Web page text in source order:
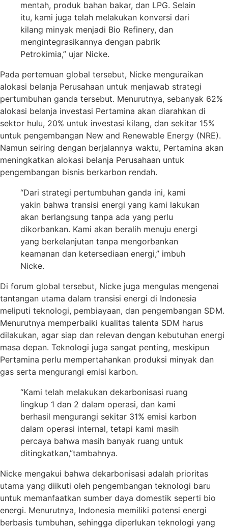
mentah, produk bahan bakar, dan LPG. Selain
itu, kami juga telah melakukan konversi dari
kilang minyak menjadi Bio Refinery, dan
mengintegrasikannya dengan pabrik
Petrokimia,” ujar Nicke.
Pada pertemuan global tersebut, Nicke menguraikan
alokasi belanja Perusahaan untuk menjawab strategi
pertumbuhan ganda tersebut. Menurutnya, sebanyak 62%
alokasi belanja investasi Pertamina akan diarahkan di
sektor hulu, 20% untuk investasi kilang, dan sekitar 15%
untuk pengembangan New and Renewable Energy (NRE).
Namun seiring dengan berjalannya waktu, Pertamina akan
meningkatkan alokasi belanja Perusahaan untuk
pengembangan bisnis berkarbon rendah.
“Dari strategi pertumbuhan ganda ini, kami
yakin bahwa transisi energi yang kami lakukan
akan berlangsung tanpa ada yang perlu
dikorbankan. Kami akan beralih menuju energi
yang berkelanjutan tanpa mengorbankan
keamanan dan ketersediaan energi,” imbuh
Nicke.
Di forum global tersebut, Nicke juga mengulas mengenai
tantangan utama dalam transisi energi di Indonesia
meliputi teknologi, pembiayaan, dan pengembangan SDM.
Menurutnya memperbaiki kualitas talenta SDM harus
dilakukan, agar siap dan relevan dengan kebutuhan energi
masa depan. Teknologi juga sangat penting, meskipun
Pertamina perlu mempertahankan produksi minyak dan
gas serta mengurangi emisi karbon.
“Kami telah melakukan dekarbonisasi ruang
lingkup 1 dan 2 dalam operasi, dan kami
berhasil mengurangi sekitar 31% emisi karbon
dalam operasi internal, tetapi kami masih
percaya bahwa masih banyak ruang untuk
ditingkatkan,”tambahnya.
Nicke mengakui bahwa dekarbonisasi adalah prioritas
utama yang diikuti oleh pengembangan teknologi baru
untuk memanfaatkan sumber daya domestik seperti bio
energi. Menurutnya, Indonesia memiliki potensi energi
berbasis tumbuhan, sehingga diperlukan teknologi yang